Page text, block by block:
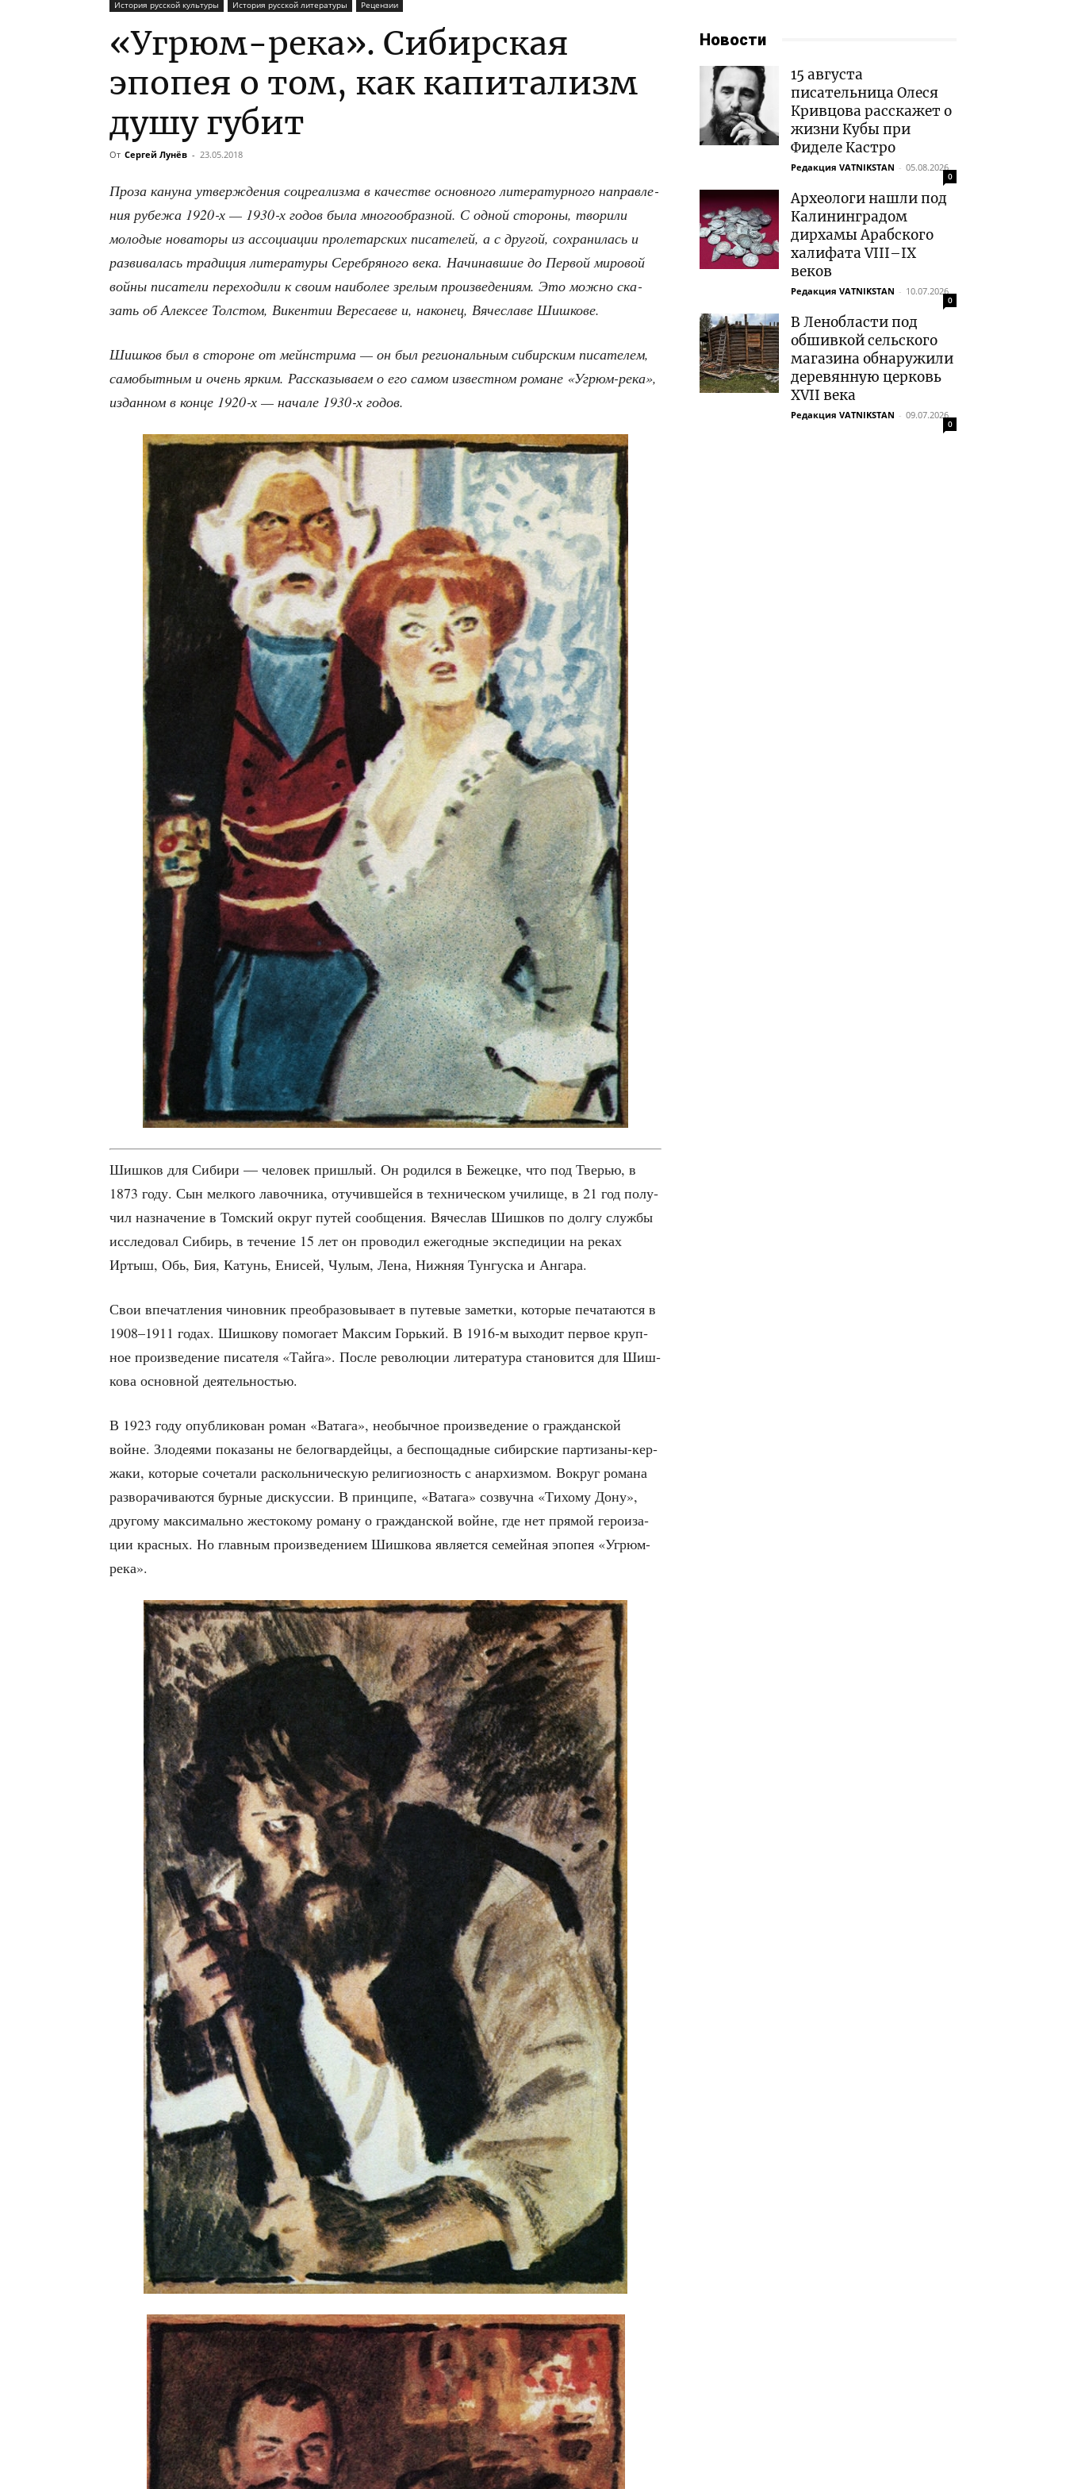
История русской культуры История русской литературы Рецензии
«Угрюм-река». Сибирская
эпопея о том, как капитализм
душу губит
От Сергей Лунёв - 23.05.2018
Про­за кану­на утвер­жде­ния соц­ре­а­лиз­ма в каче­стве основ­но­го лите­ра­тур­но­го направ­ле­
ния рубе­жа 1920‑х — 1930‑х годов была мно­го­об­раз­ной. С одной сто­ро­ны, тво­ри­ли
моло­дые нова­то­ры из ассо­ци­а­ции про­ле­тар­ских писа­те­лей, а с дру­гой, сохра­ни­лась и
раз­ви­ва­лась тра­ди­ция лите­ра­ту­ры Сереб­ря­но­го века. Начи­нав­шие до Пер­вой миро­вой
вой­ны писа­те­ли пере­хо­ди­ли к сво­им наи­бо­лее зре­лым про­из­ве­де­ни­ям. Это мож­но ска­
зать об Алек­сее Тол­стом, Викен­тии Вере­са­е­ве и, нако­нец, Вяче­сла­ве Шишкове.
Шиш­ков был в сто­роне от мейн­стри­ма — он был реги­о­наль­ным сибир­ским писа­те­лем,
само­быт­ным и очень ярким. Рас­ска­зы­ва­ем о его самом извест­ном романе «Угрюм-река»,
издан­ном в кон­це 1920‑х — нача­ле 1930‑х годов.
Шиш­ков для Сиби­ри — чело­век приш­лый. Он родил­ся в Бежец­ке, что под Тве­рью, в
1873 году. Сын мел­ко­го лавоч­ни­ка, отучив­шей­ся в тех­ни­че­ском учи­ли­ще, в 21 год полу­
чил назна­че­ние в Том­ский округ путей сооб­ще­ния. Вяче­слав Шиш­ков по дол­гу служ­бы
иссле­до­вал Сибирь, в тече­ние 15 лет он про­во­дил еже­год­ные экс­пе­ди­ции на реках
Иртыш, Обь, Бия, Катунь, Ени­сей, Чулым, Лена, Ниж­няя Тун­гус­ка и Ангара.
Свои впе­чат­ле­ния чинов­ник пре­об­ра­зо­вы­ва­ет в путе­вые замет­ки, кото­рые печа­та­ют­ся в
1908–1911 годах. Шиш­ко­ву помо­га­ет Мак­сим Горь­кий. В 1916‑м выхо­дит пер­вое круп­
ное про­из­ве­де­ние писа­те­ля «Тай­га». После рево­лю­ции лите­ра­ту­ра ста­но­вит­ся для Шиш­
ко­ва основ­ной деятельностью.
В 1923 году опуб­ли­ко­ван роман «Вата­га», необыч­ное про­из­ве­де­ние о граж­дан­ской
войне. Зло­де­я­ми пока­за­ны не бело­гвар­дей­цы, а бес­по­щад­ные сибир­ские пар­ти­за­ны-кер­
жа­ки, кото­рые соче­та­ли рас­коль­ни­че­скую рели­ги­оз­ность с анар­хиз­мом. Вокруг рома­на
раз­во­ра­чи­ва­ют­ся бур­ные дис­кус­сии. В прин­ци­пе, «Вата­га» созвуч­на «Тихо­му Дону»,
дру­го­му мак­си­маль­но жесто­ко­му рома­ну о граж­дан­ской войне, где нет пря­мой геро­иза­
ции крас­ных. Но глав­ным про­из­ве­де­ни­ем Шиш­ко­ва явля­ет­ся семей­ная эпо­пея «Угрюм-
река».
Новости
15 августа
писательница Олеся
Кривцова расскажет о
жизни Кубы при
Фиделе Кастро
Редакция VATNIKSTAN - 05.08.2026
0
Археологи нашли под
Калининградом
дирхамы Арабского
халифата VIII–IX
веков
Редакция VATNIKSTAN - 10.07.2026
0
В Ленобласти под
обшивкой сельского
магазина обнаружили
деревянную церковь
XVII века
Редакция VATNIKSTAN - 09.07.2026
0